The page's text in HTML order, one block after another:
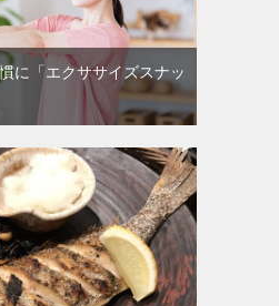
に「エクササイズスナッ